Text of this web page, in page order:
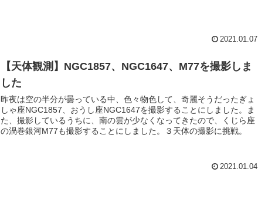
2021.01.07
【天体観測】NGC1857、NGC1647、M77を撮影しま
した
昨夜は空の半分が曇っている中、色々物色して、奇麗そうだったぎょ
しゃ座NGC1857、おうし座NGC1647を撮影することにしました。ま
た、撮影しているうちに、南の雲が少なくなってきたので、くじら座
の渦巻銀河M77も撮影することにしました。３天体の撮影に挑戦。
2021.01.04